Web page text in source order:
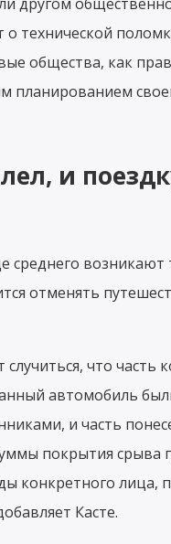
технической
общества, как
и
возникают
отменять
что часть
автомобиль
и часть
покрытия срыва
конкретного лица,
Касте.